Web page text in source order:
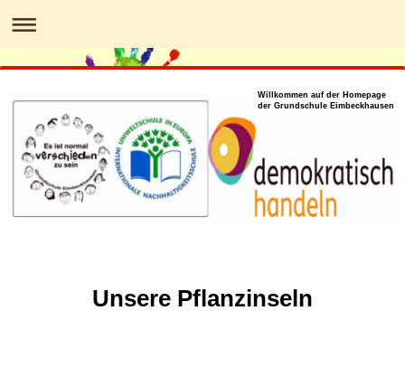
Willkommen auf der Homepage
der Grundschule Eimbeckhausen
Unsere Pflanzinseln